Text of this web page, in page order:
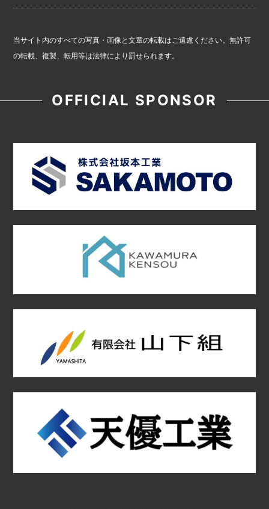
当サイト内のすべての写真・画像と文章の転載はご遠慮ください。無許可
の転載、複製、転用等は法律により罰せられます。
OFFICIAL SPONSOR